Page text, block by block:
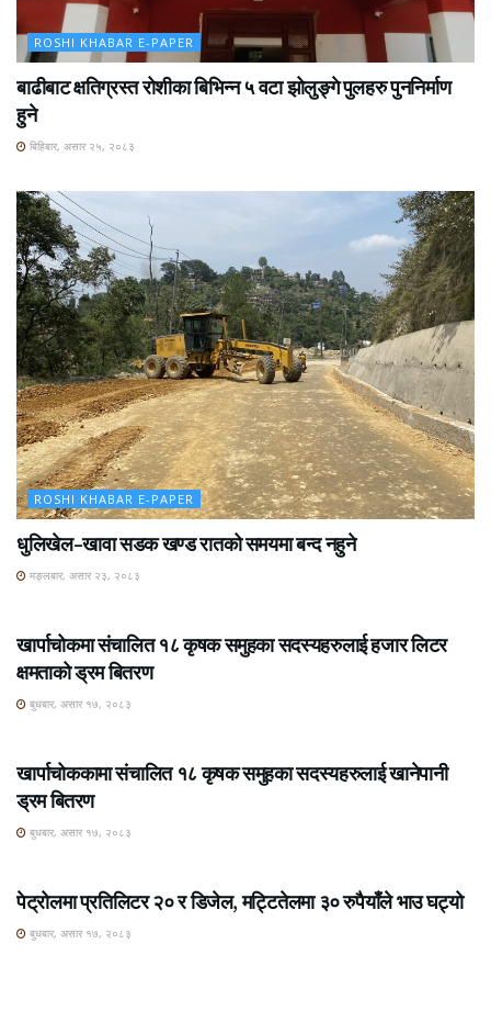
ROSHI KHABAR E-PAPER
बाढीबाट क्षतिग्रस्त रोशीका बिभिन्न ५ वटा झोलुङ्गे पुलहरु पुननिर्माण
हुने
बिहिबार, असार २५, २०८३
ROSHI KHABAR E-PAPER
धुलिखेल–खावा सडक खण्ड रातको समयमा बन्द नहुने
मङ्लबार, असार २३, २०८३
खार्पाचोकमा संचालित १८ कृषक समुहका सदस्यहरुलाई हजार लिटर
क्षमताको ड्रम बितरण
बुधबार, असार १७, २०८३
खार्पाचोककामा संचालित १८ कृषक समुहका सदस्यहरुलाई खानेपानी
ड्रम बितरण
बुधबार, असार १७, २०८३
पेट्रोलमा प्रतिलिटर २० र डिजेल, मट्टितेलमा ३० रुपैयाँले भाउ घट्यो
बुधबार, असार १७, २०८३